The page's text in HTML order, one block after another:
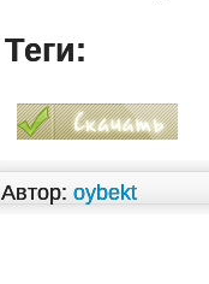
Теги:
Автор: oybekt